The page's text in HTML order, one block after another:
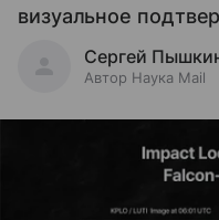
визуальное
Сергей
Автор Наука Mail